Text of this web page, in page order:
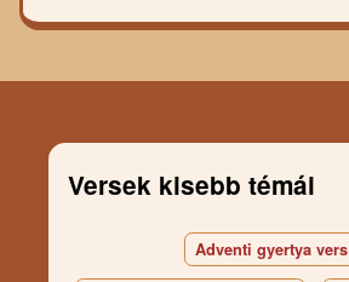
Versek kisebb témái
Adventi gyertya vers